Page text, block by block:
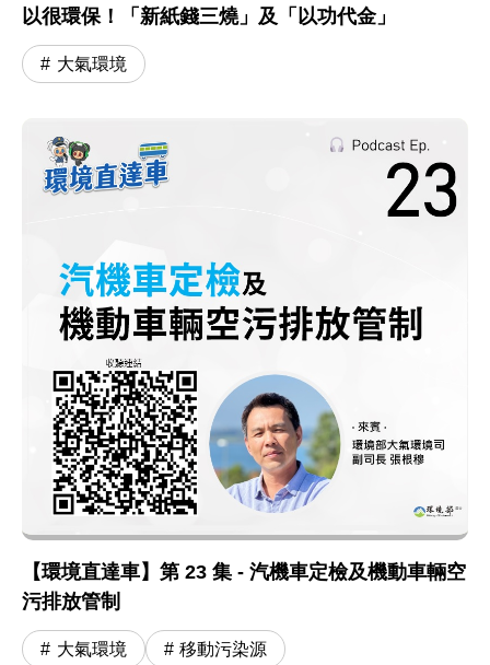
以很環保！「新紙錢三燒」及「以功代金」
大氣環境
【環境直達車】第 23 集 - 汽機車定檢及機動車輛空
污排放管制
大氣環境 移動污染源